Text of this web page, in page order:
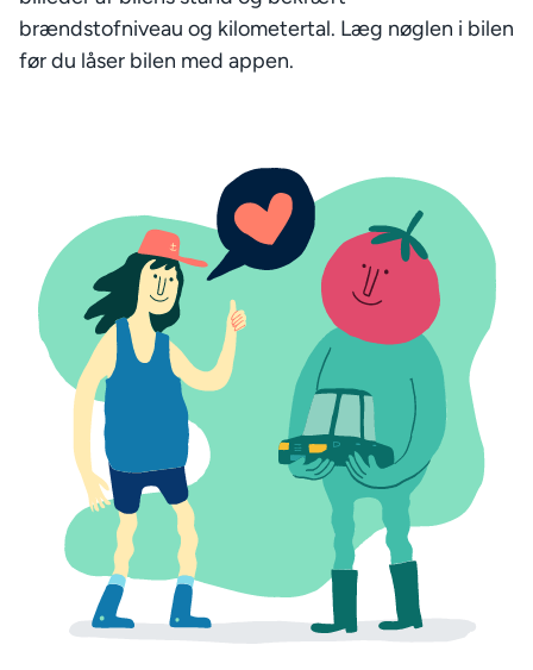
brændstofniveau og kilometertal. Læg nøglen i bilen
før du låser bilen med appen.